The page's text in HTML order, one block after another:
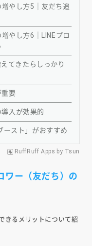
やし方5｜友だち追
やし方6｜LINEプロ
てきたらしっかり
重要
入が効果的
ースト」がおすすめ
RuffRuff Apps by Tsun
ワー（友だち）の
きるメリットについて紹